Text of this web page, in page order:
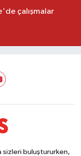
çalışmalar
sizleri buluştururken,